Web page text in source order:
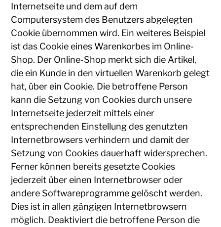
Internetseite und dem auf dem
Computersystem des Benutzers abgelegten
Cookie übernommen wird. Ein weiteres Beispiel
ist das Cookie eines Warenkorbes im Online-
Shop. Der Online-Shop merkt sich die Artikel,
die ein Kunde in den virtuellen Warenkorb gelegt
hat, über ein Cookie. Die betroffene Person
kann die Setzung von Cookies durch unsere
Internetseite jederzeit mittels einer
entsprechenden Einstellung des genutzten
Internetbrowsers verhindern und damit der
Setzung von Cookies dauerhaft widersprechen.
Ferner können bereits gesetzte Cookies
jederzeit über einen Internetbrowser oder
andere Softwareprogramme gelöscht werden.
Dies ist in allen gängigen Internetbrowsern
möglich. Deaktiviert die betroffene Person die